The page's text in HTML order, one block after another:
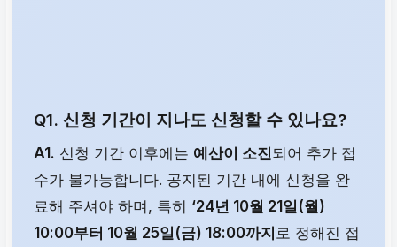
Q1. 신청 기간이 지나도 신청할 수 있나요?
A1. 신청 기간 이후에는 예산이 소진되어 추가 접
수가 불가능합니다. 공지된 기간 내에 신청을 완
료해 주셔야 하며, 특히 ‘24년 10월 21일(월)
10:00부터 10월 25일(금) 18:00까지 로 정해진 접